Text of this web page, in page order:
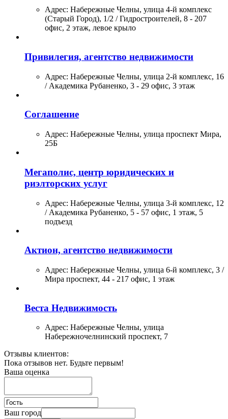
Адрес: Набережные Челны, улица 4-й комплекс
(Старый Город), 1/2 / Гидростроителей, 8 - 207
офис, 2 этаж, левое крыло
Привилегия, агентство недвижимости
Адрес: Набережные Челны, улица 2-й комплекс, 16
/ Академика Рубаненко, 3 - 29 офис, 3 этаж
Соглашение
Адрес: Набережные Челны, улица проспект Мира,
25Б
Мегаполис, центр юридических и
риэлторских услуг
Адрес: Набережные Челны, улица 3-й комплекс, 12
/ Академика Рубаненко, 5 - 57 офис, 1 этаж, 5
подъезд
Актион, агентство недвижимости
Адрес: Набережные Челны, улица 6-й комплекс, 3 /
Мира проспект, 44 - 217 офис, 1 этаж
Веста Недвижимость
Адрес: Набережные Челны, улица
Набережночелнинский проспект, 7
Отзывы клиентов:
Пока отзывов нет. Будьте первым!
Ваша оценка
Ваш город